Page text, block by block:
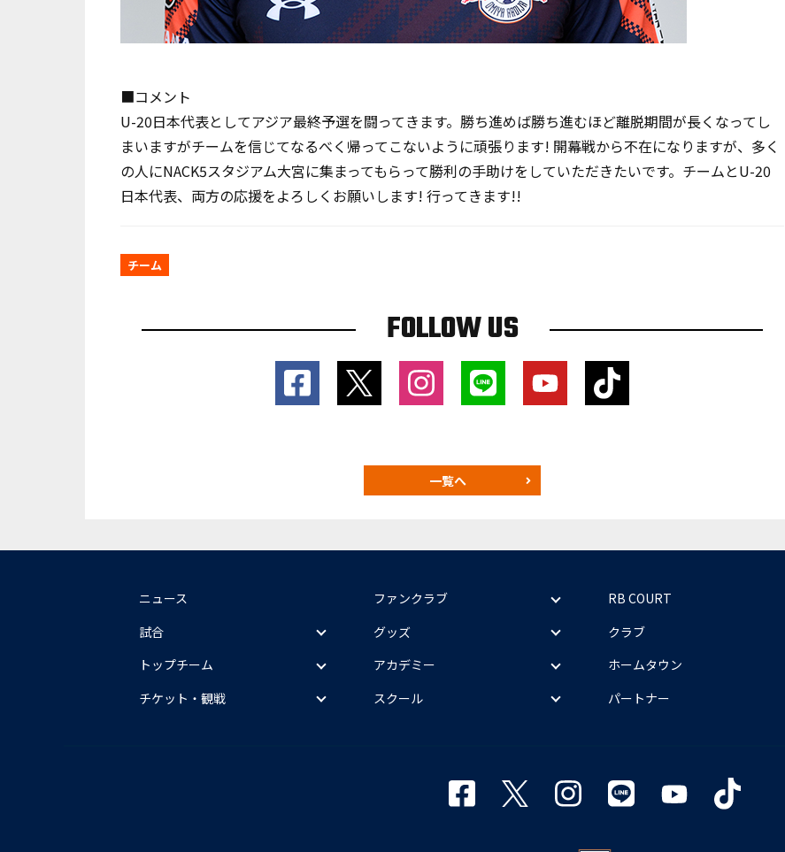
■コメント
U-20日本代表としてアジア最終予選を闘ってきます。勝ち進めば勝ち進むほど離脱期間が長くなってし
まいますがチームを信じてなるべく帰ってこないように頑張ります! 開幕戦から不在になりますが、多く
の人にNACK5スタジアム大宮に集まってもらって勝利の手助けをしていただきたいです。チームとU-20
日本代表、両方の応援をよろしくお願いします! 行ってきます!!
チーム
FOLLOW US
一覧へ
ニュース
試合
トップチーム
チケット・観戦
ファンクラブ
グッズ
アカデミー
スクール
RB COURT
クラブ
ホームタウン
パートナー